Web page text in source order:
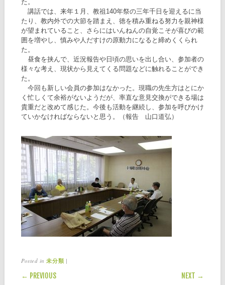
た。
講話では、来年１月、教祖140年祭の三年千日を迎えるに当
たり、教内外での大節を踏まえ、徳を積み重ねる努力を親神様
が望まれていること、さらにはいんねんの自覚こそが喜びの範
囲を増やし、慎みや人だすけの原動力になると締めくくられ
た。
昼食を挟んで、近況報告や日頃の思いを出し合い、参加者の
様々な考え、現状から見えてくる問題などに触れることができ
た。
今回も新しい会員の参加はなかった。現職の先生方はとにか
く忙しくて余裕がないようだが、率直な意見交換ができる場は
貴重だと改めて感じた。今後も活動を継続し、参加を呼びかけ
ていかなければならないと思う。（報告 山口道弘）
Posted in未分類 |
POST NAVIGATION
← PREVIOUS NEXT →